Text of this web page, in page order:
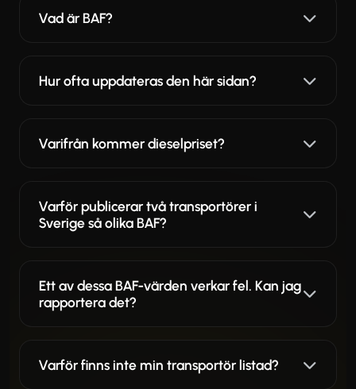
Vad är BAF?
Hur ofta uppdateras den här sidan?
Varifrån kommer dieselpriset?
Varför publicerar två transportörer i
Sverige så olika BAF?
Ett av dessa BAF-värden verkar fel. Kan jag
rapportera det?
Varför finns inte min transportör listad?